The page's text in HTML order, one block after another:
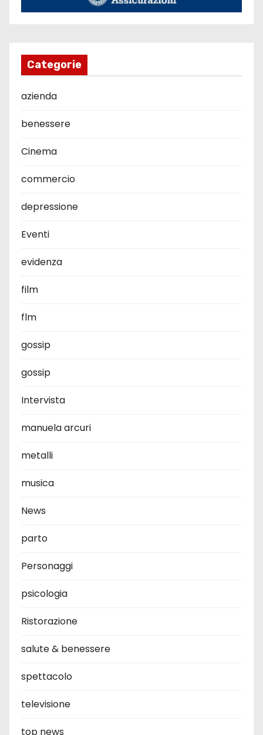
Categorie
azienda
benessere
Cinema
commercio
depressione
Eventi
evidenza
film
flm
gossip
gossip
Intervista
manuela arcuri
metalli
musica
News
parto
Personaggi
psicologia
Ristorazione
salute & benessere
spettacolo
televisione
top news